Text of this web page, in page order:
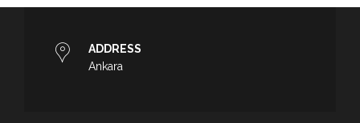
ADDRESS
Ankara